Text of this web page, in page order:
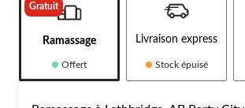
Gratuit
Ramassage
Offert
Livraison express
Stock épuisé